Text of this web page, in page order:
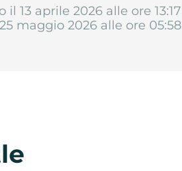
il 13 aprile 2026 alle ore 13:17
maggio 2026 alle ore 05:58